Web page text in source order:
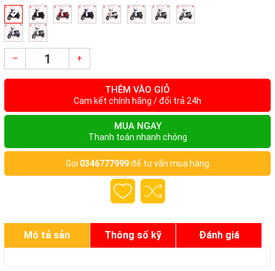
– +
THÊM VÀO GIỎ
Cam kết chính hãng / đổi trả 24h
MUA NGAY
Thanh toán nhanh chóng
Gọi 0346777999để tư vấn mua hàng
Mô tả sản Thông số kỹ Đánh giá